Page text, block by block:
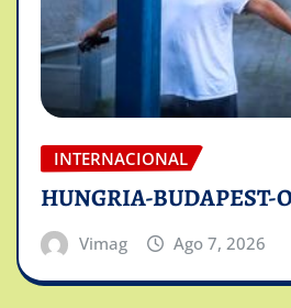
INTERNACIONAL
HUNGRIA-BUDAPEST-
Vimag Ago 7, 2026